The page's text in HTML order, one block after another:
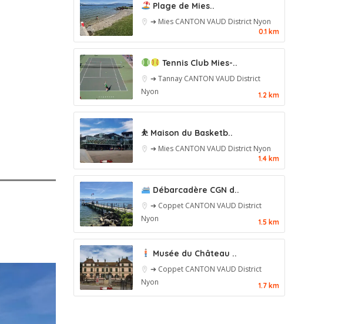
Plage de Mies..
➔ Mies CANTON VAUD District Nyon
0.1 km
Tennis Club Mies-..
➔ Tannay CANTON VAUD District
Nyon
1.2 km
⛹️ Maison du Basketb..
➔ Mies CANTON VAUD District Nyon
1.4 km
Débarcadère CGN d..
➔ Coppet CANTON VAUD District
Nyon
1.5 km
Musée du Château ..
➔ Coppet CANTON VAUD District
Nyon
1.7 km